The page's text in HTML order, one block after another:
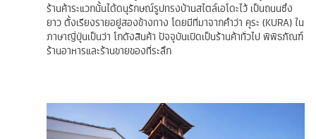
ร้านค้าระแวกนั้นได้ดนุรักษณ์รูปทรงบ้านสไตล์เอโดะไว้ เป็นถนนซึ่ง
ยาว ตั้งเรียงรายอยู่สองข้างทาง โดยมีที่มาจากคำว่า คุระ (KURA) ใน
ภาษาญี่ปุ่นเป็นว่า โกดังสินค้า ปัจจุบันเปิดเป็นร้านค้าทั่วไป พิพิธภัณฑ์
ร้านอาหารและร้านขายของที่ระลึก